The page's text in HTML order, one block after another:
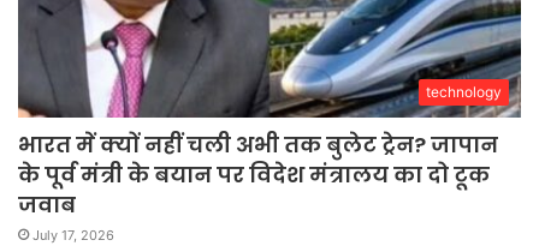
technology
भारत में क्यों नहीं चली अभी तक बुलेट ट्रेन? जापान
के पूर्व मंत्री के बयान पर विदेश मंत्रालय का दो टूक
जवाब
July 17, 2026